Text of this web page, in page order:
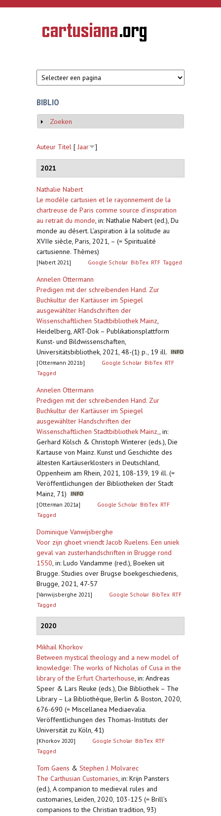
Overslaan en naar de inhoud gaan
CARTUSIANA
Geschiedenis
van de
BIBLIO
Weergeven
Zoeken
Auteur Titel [ Jaar ]
2021
Nathalie Nabert
Le modèle cartusien et le rayonnement de la
chartreuse de Paris comme source d’inspiration
au retrait du monde, in: Nathalie Nabert (ed.), Du
monde au désert. L’aspiration à la solitude au
XVIIe siècle, Paris, 2021, – (= Spiritualité
cartusienne. Thèmes)
[Nabert 2021] Google Scholar BibTex RTF Tagged
Annelen Ottermann
Predigen mit der schreibenden Hand. Zur
Buchkultur der Kartäuser im Spiegel
ausgewählter Handschriften der
Wissenschaftlichen Stadtbibliothek Mainz,
Heidelberg, ART-Dok – Publikationsplattform
Kunst- und Bildwissenschaften,
Universitätsbibliothek, 2021, 48-(1) p., 19 ill.
[Ottermann 2021b] Google Scholar BibTex RTF
Tagged
Annelen Ottermann
Predigen mit der schreibenden Hand. Zur
Buchkultur der Kartäuser im Spiegel
ausgewählter Handschriften der
Wissenschaftlichen Stadtbibliothek Mainz,, in:
Gerhard Kölsch & Christoph Winterer (eds.), Die
Kartause von Mainz. Kunst und Geschichte des
ältesten Kartäuserklosters in Deutschland,
Oppenheim am Rhein, 2021, 108-139, 19 ill. (=
Veröffentlichungen der Bibliotheken der Stadt
Mainz, 71)
[Otterman 2021a] Google Scholar BibTex RTF
Tagged
Dominique Vanwijsberghe
Voor zijn ghoet vriendt Jacob Ruelens. Een uniek
geval van zusterhandschriften in Brugge rond
1550, in: Ludo Vandamme (red.), Boeken uit
Brugge. Studies over Brugse boekgeschiedenis,
Brugge, 2021, 47-57
[Vanwijsberghe 2021] Google Scholar BibTex RTF
Tagged
2020
Mikhail Khorkov
Between mystical theology and a new model of
knowledge: The works of Nicholas of Cusa in the
library of the Erfurt Charterhouse, in: Andreas
Speer & Lars Reuke (eds.), Die Bibliothek – The
Library – La Bibliothèque, Berlin & Boston, 2020,
676-690 (= Miscellanea Mediaevalia.
Veröffentlichungen des Thomas-Instituts der
Universität zu Köln, 41)
[Khorkov 2020] Google Scholar BibTex RTF
Tagged
Tom Gaens & Stephen J. Molvarec
The Carthusian Customaries, in: Krijn Pansters
(ed.), A companion to medieval rules and
customaries, Leiden, 2020, 103-125 (= Brill’s
companions to the Christian tradition, 93)